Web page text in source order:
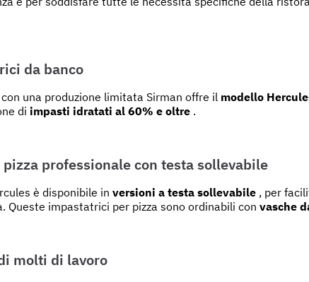
da banco
una produzione limitata Sirman offre il modello
di impasti idratati al 60% e oltre.
professionale con testa sollevabile
è disponibile in versioni a testa sollevabile, per
Queste impastatrici per pizza sono ordinabili con vasche
molti di lavoro